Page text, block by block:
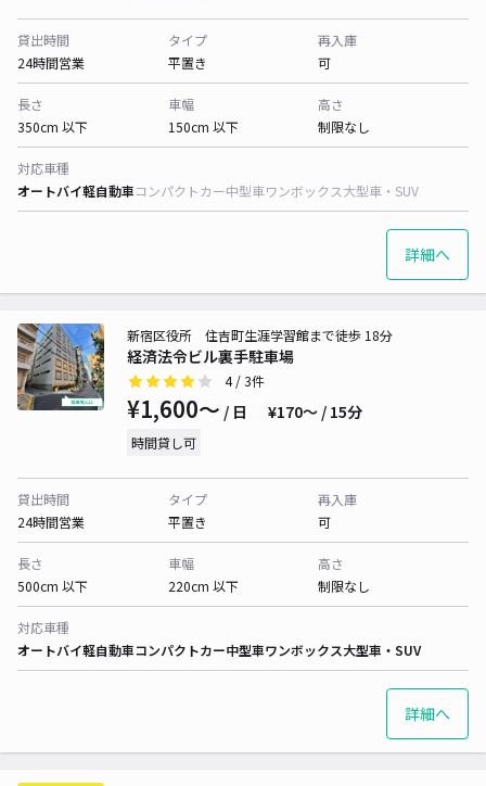
貸出時間
24時間営業
タイプ
平置き
再入庫
可
長さ
350cm 以下
車幅
150cm 以下
高さ
制限なし
対応車種
オートバイ軽自動車コンパクトカー中型車ワンボックス大型車・SUV
詳細へ
経済法令ビル裏手駐車場
新宿区役所 住吉町生涯学習館まで徒歩 18分
4/ 3件
¥1,600〜 / 日 ¥170〜 / 15分
時間貸し可
貸出時間
24時間営業
タイプ
平置き
再入庫
可
長さ
500cm 以下
車幅
220cm 以下
高さ
制限なし
対応車種
オートバイ軽自動車コンパクトカー中型車ワンボックス大型車・SUV
詳細へ